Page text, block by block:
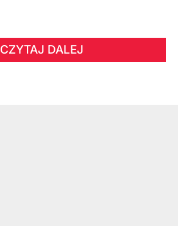
CZYTAJ DALEJ